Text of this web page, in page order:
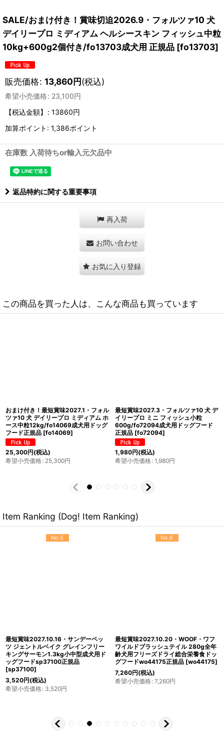
SALE/おまけ付き！賞味切迫2026.9・フォルツァ10 犬
デイリープロ ミディアム ヘルシースキン フィッシュ中粒
10kg+600g2個付き/fo13703成犬用 正規品 [fo13703]
販売価格: 13,860円(税込)
希望小売価格: 23,100円
【税込金額】
: 13860円
加算ポイント: 1,386ポイント
在庫数 入荷待ちor輸入元欠品中
返品特約に関する重要事項
再入荷
お問い合わせ
お気に入り登録
この商品を買った人は、こんな商品も買っています
SALE/賞味切迫2026.10.31・フォル
ツァ10 犬 デイリープロ ミニ ヘルシー
スキン フィッシュ小粒3.6kg＋600g
付き/fo72223成犬用ドッグフード正
規品 [fo72223
6,545円(税込)
SALE/賞味切迫2026.10・フォルツァ
10 犬 デイリープロ ミニ ヘルシーダイ
ジェスチョン フィッシュ小粒
600g/fo72155成犬用ドッグフード正
規品 [fo72155
1,386円(税込)
Item Ranking (Dog! Item Ranking)
No.5
最短賞味2027.10.16・サンデーペッ
ツ ジェントルベイク グレインフリー
キングサーモン1.3kg小中型成犬用ド
ッグフードsp37100正規品
[sp37100]
3,520円(税込)
希望小売価格: 3,520円
No.6
最短賞味2027.10.20・WOOF・ワフ
ワイルドブラッシュテイル 280g全年
齢犬用フリーズドライ総合栄養食ドッ
グフードwo44175正規品 [wo44175]
7,260円(税込)
希望小売価格: 7,260円